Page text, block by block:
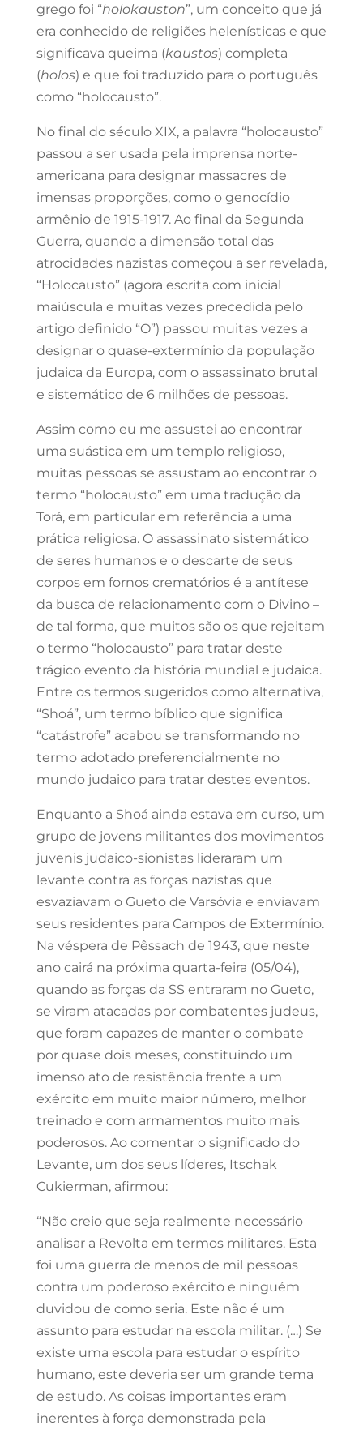
grego foi “holokauston”, um conceito que já
era conhecido de religiões helenísticas e que
significava queima (kaustos) completa
(holos) e que foi traduzido para o português
como “holocausto”.
No final do século XIX, a palavra “holocausto”
passou a ser usada pela imprensa norte-
americana para designar massacres de
imensas proporções, como o genocídio
armênio de 1915-1917. Ao final da Segunda
Guerra, quando a dimensão total das
atrocidades nazistas começou a ser revelada,
“Holocausto” (agora escrita com inicial
maiúscula e muitas vezes precedida pelo
artigo definido “O”) passou muitas vezes a
designar o quase-extermínio da população
judaica da Europa, com o assassinato brutal
e sistemático de 6 milhões de pessoas.
Assim como eu me assustei ao encontrar
uma suástica em um templo religioso,
muitas pessoas se assustam ao encontrar o
termo “holocausto” em uma tradução da
Torá, em particular em referência a uma
prática religiosa. O assassinato sistemático
de seres humanos e o descarte de seus
corpos em fornos crematórios é a antítese
da busca de relacionamento com o Divino –
de tal forma, que muitos são os que rejeitam
o termo “holocausto” para tratar deste
trágico evento da história mundial e judaica.
Entre os termos sugeridos como alternativa,
“Shoá”, um termo bíblico que significa
“catástrofe” acabou se transformando no
termo adotado preferencialmente no
mundo judaico para tratar destes eventos.
Enquanto a Shoá ainda estava em curso, um
grupo de jovens militantes dos movimentos
juvenis judaico-sionistas lideraram um
levante contra as forças nazistas que
esvaziavam o Gueto de Varsóvia e enviavam
seus residentes para Campos de Extermínio.
Na véspera de Pêssach de 1943, que neste
ano cairá na próxima quarta-feira (05/04),
quando as forças da SS entraram no Gueto,
se viram atacadas por combatentes judeus,
que foram capazes de manter o combate
por quase dois meses, constituindo um
imenso ato de resistência frente a um
exército em muito maior número, melhor
treinado e com armamentos muito mais
poderosos. Ao comentar o significado do
Levante, um dos seus líderes, Itschak
Cukierman, afirmou:
“Não creio que seja realmente necessário
analisar a Revolta em termos militares. Esta
foi uma guerra de menos de mil pessoas
contra um poderoso exército e ninguém
duvidou de como seria. Este não é um
assunto para estudar na escola militar. (…) Se
existe uma escola para estudar o espírito
humano, este deveria ser um grande tema
de estudo. As coisas importantes eram
inerentes à força demonstrada pela